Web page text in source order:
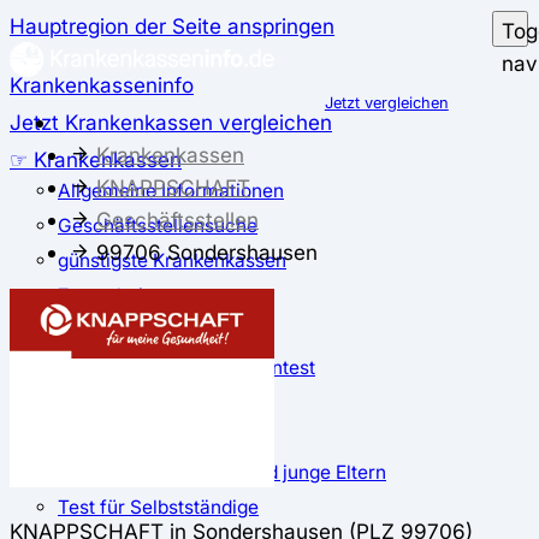
Hauptregion der Seite anspringen
Krankenkasseninfo
Jetzt Krankenkassen vergleichen
☞ Krankenkassen
Allgemeine Informationen
Geschäftsstellensuche
günstigste Krankenkassen
Zusatzbeitrag
✅ Krankenkassen Test
Der große Krankenkassentest
Test für Schwangere und junge Eltern
Test für Selbstständige
Jetzt vergleichen
Krankenkassen
KNAPPSCHAFT
Geschäftsstellen
99706 Sondershausen
KNAPPSCHAFT in Sondershausen (PLZ 99706)